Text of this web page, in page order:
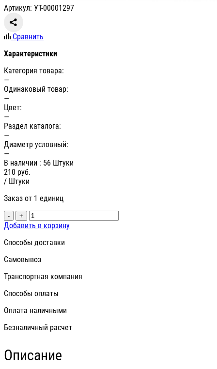
Артикул: УТ-00001297
Сравнить
Характеристики
Категория товара:
—
Одинаковый товар:
—
Цвет:
—
Раздел каталога:
—
Диаметр условный:
—
В наличии : 56 Штуки
210 руб.
/ Штуки
Заказ от 1 единиц
- +
Добавить в корзину
Способы доставки
Самовывоз
Транспортная компания
Способы оплаты
Оплата наличными
Безналичный расчет
Описание